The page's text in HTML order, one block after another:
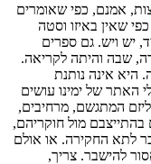
אמנם, כפי שאומרים
שאין באיזו וסטה
יש ויש. גם ספרים
שבה והיתה לקריאה.
היא אינה נותנת
האתר של ימינו עושים
המתגשם, מרחיבים,
בהתייצבם מול חוקריהם,
לתא החקירה. או אולם
להישבר. צריך,